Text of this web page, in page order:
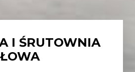
I ŚRUTOWNIA